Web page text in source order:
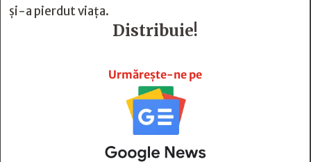
şi-a pierdut viaţa.
Distribuie!
Urmărește-ne pe